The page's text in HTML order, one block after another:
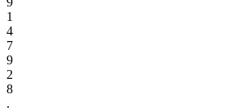
1
4
7
9
2
8
.